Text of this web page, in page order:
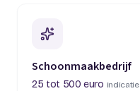
Schoonmaakbedrijf
25 tot 500 euro indicatie